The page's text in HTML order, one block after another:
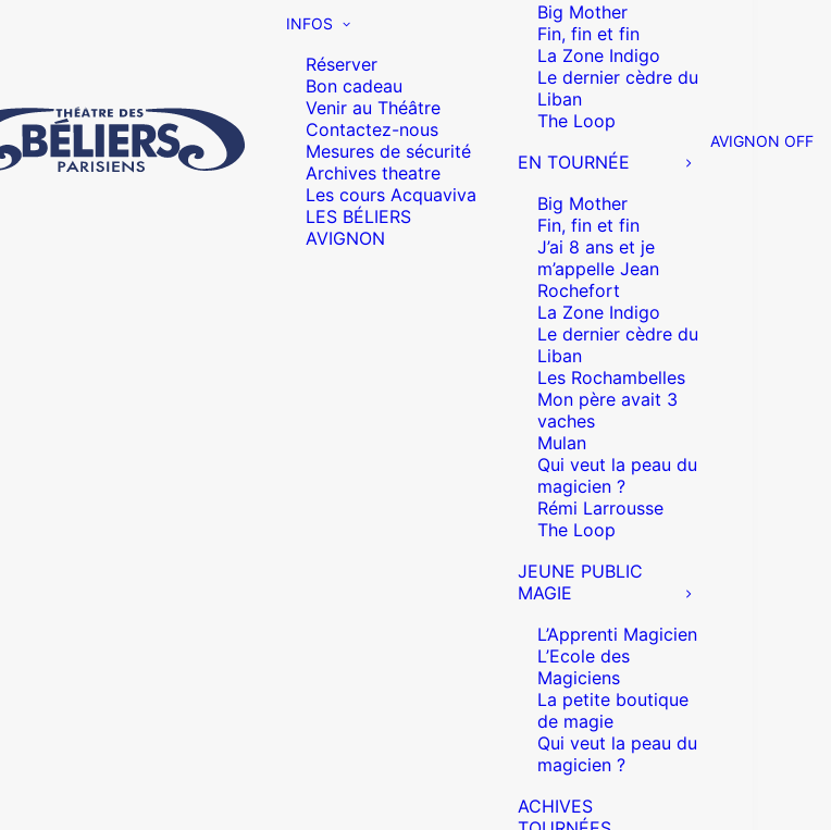
INFOS
Réserver
Bon cadeau
Venir au Théâtre
Contactez-nous
Mesures de sécurité
Archives theatre
Les cours Acquaviva
LES BÉLIERS
AVIGNON
Big Mother
Fin, fin et fin
La Zone Indigo
Le dernier cèdre du
Liban
The Loop
EN TOURNÉE
Big Mother
Fin, fin et fin
J’ai 8 ans et je
m’appelle Jean
Rochefort
La Zone Indigo
Le dernier cèdre du
Liban
Les Rochambelles
Mon père avait 3
vaches
Mulan
Qui veut la peau du
magicien ?
Rémi Larrousse
The Loop
JEUNE PUBLIC
MAGIE
L’Apprenti Magicien
L’Ecole des
Magiciens
La petite boutique
de magie
Qui veut la peau du
magicien ?
ACHIVES
AVIGNON OFF